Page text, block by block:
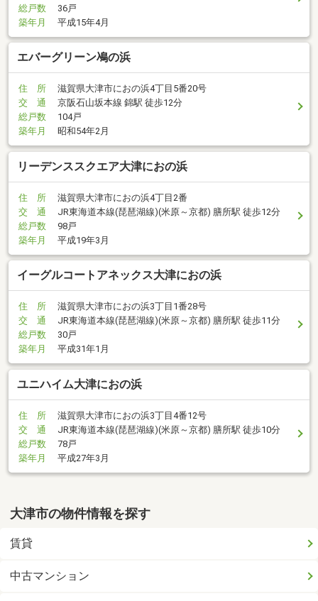
総戸数
36戸
築年月
平成15年4月
エバーグリーン鳰の浜
住 所
滋賀県大津市におの浜4丁目5番20号
交 通
京阪石山坂本線 錦駅 徒歩12分
総戸数
104戸
築年月
昭和54年2月
リーデンススクエア大津におの浜
住 所
滋賀県大津市におの浜4丁目2番
交 通
JR東海道本線(琵琶湖線)(米原～京都) 膳所駅 徒歩12分
総戸数
98戸
築年月
平成19年3月
イーグルコートアネックス大津におの浜
住 所
滋賀県大津市におの浜3丁目1番28号
交 通
JR東海道本線(琵琶湖線)(米原～京都) 膳所駅 徒歩11分
総戸数
30戸
築年月
平成31年1月
ユニハイム大津におの浜
住 所
滋賀県大津市におの浜3丁目4番12号
交 通
JR東海道本線(琵琶湖線)(米原～京都) 膳所駅 徒歩10分
総戸数
78戸
築年月
平成27年3月
大津市の物件情報を探す
賃貸
中古マンション